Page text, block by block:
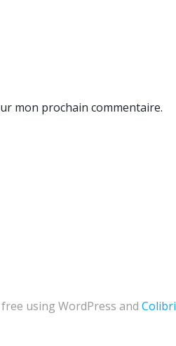
mon prochain commentaire.
using WordPress and Colibri